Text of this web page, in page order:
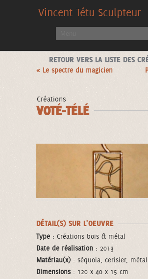
Vincent Tétu Sculpteur
RETOUR VERS LA LISTE DES
« Le spectre du magicien
Créations
VOTÉ-TÉLÉ
DÉTAIL(S) SUR L'OEUVRE
Type : Créations bois & métal
Date de réalisation : 2013
Matériau(x) : séquoia, cerisier, métal
Dimensions: 120 x 40 x 15 cm